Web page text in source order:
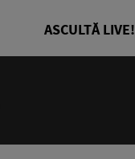
ASCULTĂ LIVE!